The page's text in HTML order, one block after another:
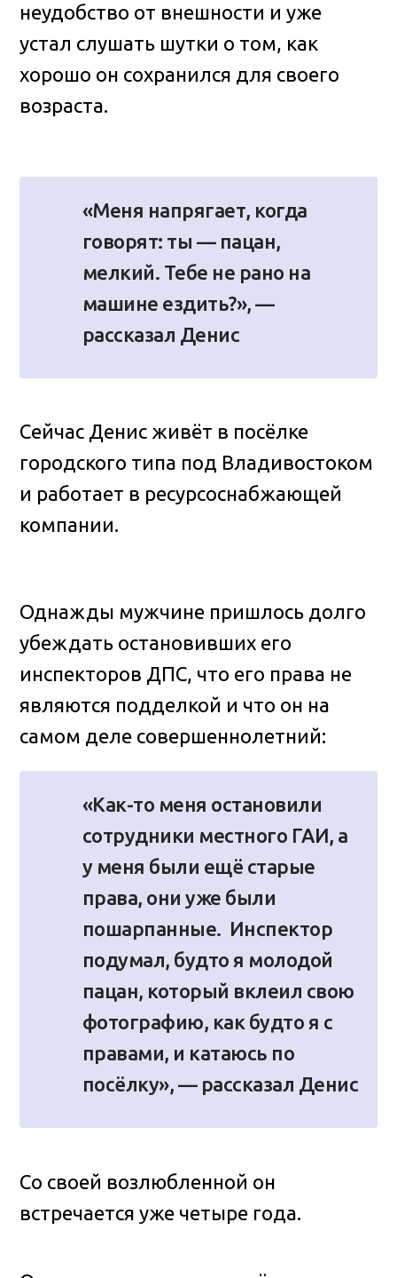
неудобство от внешности и уже
устал слушать шутки о том, как
хорошо он сохранился для своего
возраста.
«Меня напрягает, когда
говорят: ты — пацан,
мелкий. Тебе не рано на
машине ездить?», —
рассказал Денис
Сейчас Денис живёт в посёлке
городского типа под Владивостоком
и работает в ресурсоснабжающей
компании.
Однажды мужчине пришлось долго
убеждать остановивших его
инспекторов ДПС, что его права не
являются подделкой и что он на
самом деле совершеннолетний:
«Как-то меня остановили
сотрудники местного ГАИ, а
у меня были ещё старые
права, они уже были
пошарпанные. Инспектор
подумал, будто я молодой
пацан, который вклеил свою
фотографию, как будто я с
правами, и катаюсь по
посёлку», — рассказал Денис
Со своей возлюбленной он
встречается уже четыре года.